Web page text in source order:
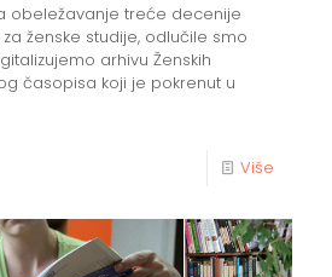
obeležavanje treće decenije
ženske studije, odlučile smo
arhivu Ženskih
časopisa koji je pokrenut u
Više